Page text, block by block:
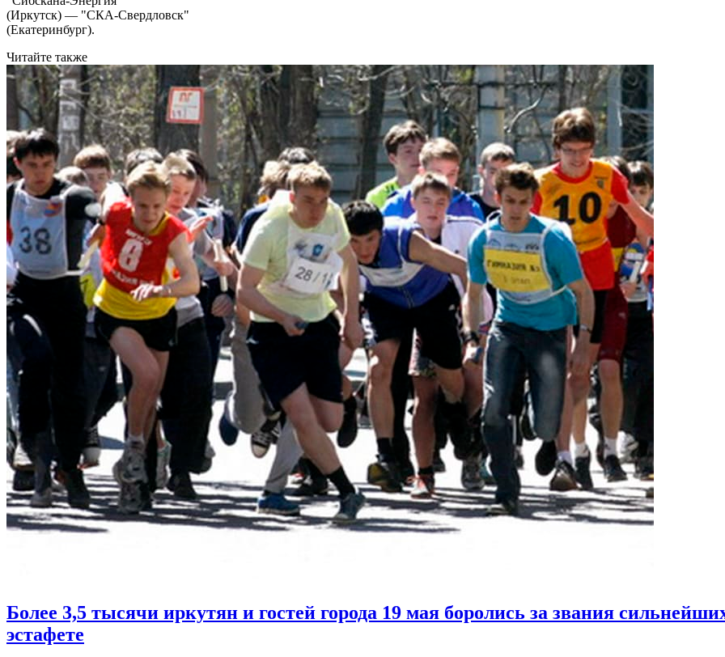
(Иркутск) — "СКА-Свердловск"
(Екатеринбург).
Читайте также
Более 3,5 тысячи иркутян и гостей города 19 мая боролись за звания
эстафете